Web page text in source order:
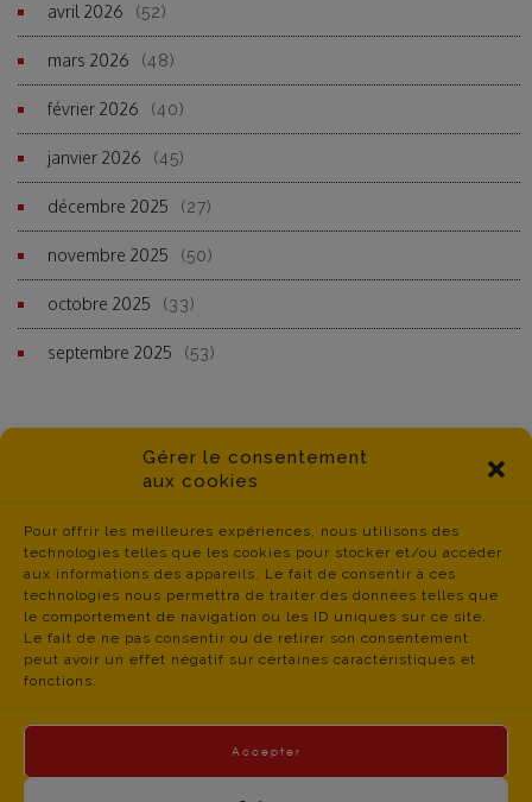
Gérer le consentement
aux cookies
Pour offrir les meilleures expériences, nous utilisons des
technologies telles que les cookies pour stocker et/ou accéder
aux informations des appareils. Le fait de consentir à ces
technologies nous permettra de traiter des données telles que
le comportement de navigation ou les ID uniques sur ce site.
Le fait de ne pas consentir ou de retirer son consentement
peut avoir un effet négatif sur certaines caractéristiques et
fonctions.
Accepter
avril 2026 (52)
mars 2026 (48)
février 2026 (40)
janvier 2026 (45)
décembre 2025 (27)
novembre 2025 (50)
octobre 2025 (33)
septembre 2025 (53)